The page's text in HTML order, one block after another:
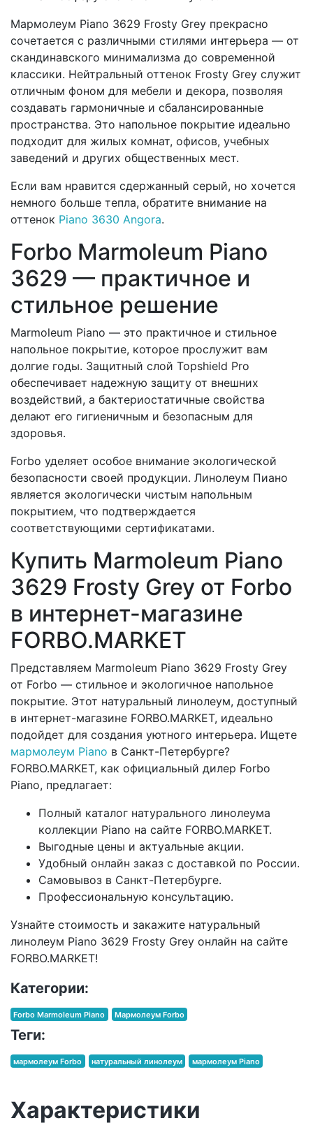
Мармолеум Piano 3629 Frosty Grey прекрасно
сочетается с различными стилями интерьера — от
скандинавского минимализма до современной
классики. Нейтральный оттенок Frosty Grey служит
отличным фоном для мебели и декора, позволяя
создавать гармоничные и сбалансированные
пространства. Это напольное покрытие идеально
подходит для жилых комнат, офисов, учебных
заведений и других общественных мест.
Если вам нравится сдержанный серый, но хочется
немного больше тепла, обратите внимание на
оттенок Piano 3630 Angora.
Forbo Marmoleum Piano
3629 — практичное и
стильное решение
Marmoleum Piano — это практичное и стильное
напольное покрытие, которое прослужит вам
долгие годы. Защитный слой Topshield Pro
обеспечивает надежную защиту от внешних
воздействий, а бактериостатичные свойства
делают его гигиеничным и безопасным для
здоровья.
Forbo уделяет особое внимание экологической
безопасности своей продукции. Линолеум Пиано
является экологически чистым напольным
покрытием, что подтверждается
соответствующими сертификатами.
Купить Marmoleum Piano
3629 Frosty Grey от Forbo
в интернет-магазине
FORBO.MARKET
Представляем Marmoleum Piano 3629 Frosty Grey
от Forbo — стильное и экологичное напольное
покрытие. Этот натуральный линолеум, доступный
в интернет-магазине FORBO.MARKET, идеально
подойдет для создания уютного интерьера. Ищете
мармолеум Piano в Санкт-Петербурге?
FORBO.MARKET, как официальный дилер Forbo
Piano, предлагает:
Полный каталог натурального линолеума
коллекции Piano на сайте FORBO.MARKET.
Выгодные цены и актуальные акции.
Удобный онлайн заказ с доставкой по России.
Самовывоз в Санкт-Петербурге.
Профессиональную консультацию.
Узнайте стоимость и закажите натуральный
линолеум Piano 3629 Frosty Grey онлайн на сайте
FORBO.MARKET!
Категории:
Forbo Marmoleum Piano Мармолеум Forbo
Теги:
мармолеум Forbo натуральный линолеум мармолеум Piano
Характеристики